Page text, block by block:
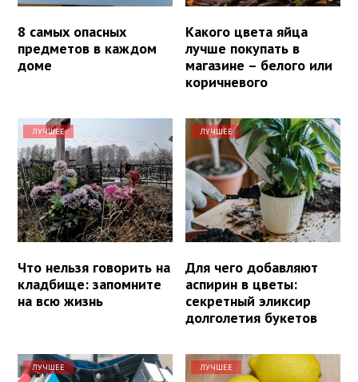
8 самых опасных
предметов в каждом
доме
Какого цвета яйца
лучше покупать в
магазине – белого или
коричневого
ЛУЧШЕЕ
Что нельзя говорить на
кладбище: запомните
на всю жизнь
ЛУЧШЕЕ
Для чего добавляют
аспирин в цветы:
секретный эликсир
долголетия букетов
ЛУЧШЕЕ ЛУЧШЕЕ